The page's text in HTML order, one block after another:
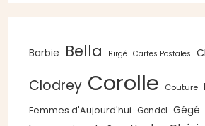
Barbie Bella Birgé Cartes Postales
Clodrey Corolle Couture
Femmes d'Aujourd'hui Gendel Gégé